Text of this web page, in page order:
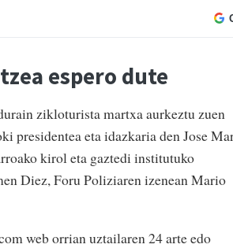
espero dute
zikloturista martxa aurkeztu zuen
presidentea eta idazkaria den Jose
kirol eta gaztedi institutuko
Diez, Foru Poliziaren izenean Mario
web orrian uztailaren 24 arte edo